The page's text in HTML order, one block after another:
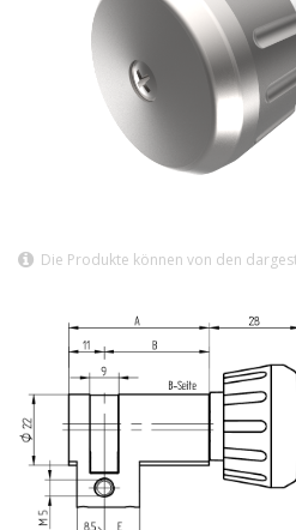
Die Produkte können von den